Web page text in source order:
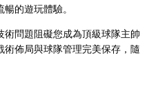
的遊玩體驗。
問題阻礙您成為頂級球隊主帥
佈局與球隊管理完美保存，隨